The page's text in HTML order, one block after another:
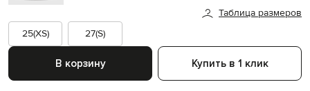
Таблица размеров
25(XS)
27(S)
В корзину Купить в 1 клик